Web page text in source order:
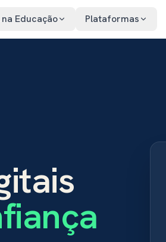
na Educação Plataformas